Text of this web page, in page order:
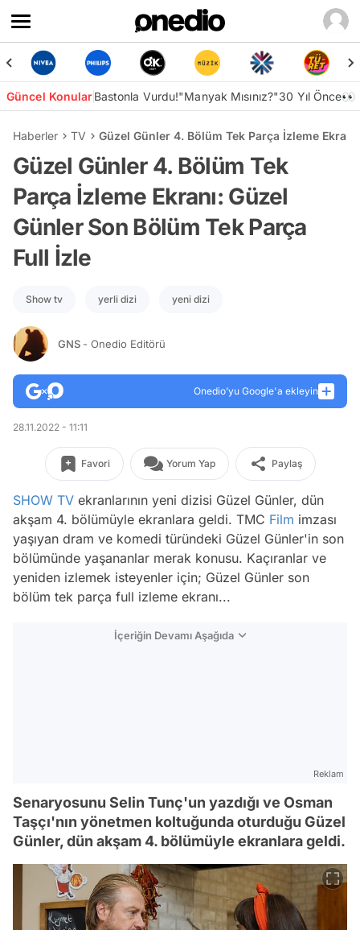
Güncel KonularBastonla Vurdu!"Manyak Mısınız?"30 Yıl Önce👀
Haberler TV Güzel Günler 4. Bölüm Tek Parça İzleme
Güzel Günler 4. Bölüm Tek
Parça İzleme Ekranı: Güzel
Günler Son Bölüm Tek Parça
Full İzle
Show tv yerli dizi yeni dizi
GNS - Onedio Editörü
Onedio’yu Google'a ekleyin
28.11.2022 - 11:11
Favori Yorum Yap Paylaş
SHOW TV ekranlarının yeni dizisi Güzel Günler, dün
akşam 4. bölümüyle ekranlara geldi. TMC Film imzası
yaşıyan dram ve komedi türündeki Güzel Günler'in son
bölümünde yaşananlar merak konusu. Kaçıranlar ve
yeniden izlemek isteyenler için; Güzel Günler son
bölüm tek parça full izleme ekranı...
İçeriğin Devamı Aşağıda
Reklam
Senaryosunu Selin Tunç'un yazdığı ve Osman
Taşçı'nın yönetmen koltuğunda oturduğu Güzel
Günler, dün akşam 4. bölümüyle ekranlara geldi.